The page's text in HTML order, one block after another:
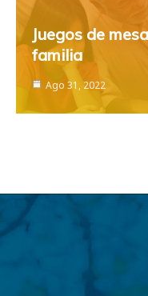
Juegos de
familia
Ago 31, 2022